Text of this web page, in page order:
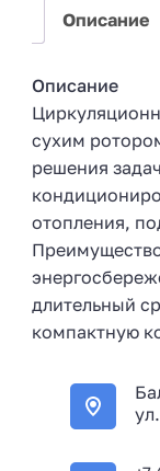
7
Описание
Описание
сухим
решения
отопления,
длительный
компактную